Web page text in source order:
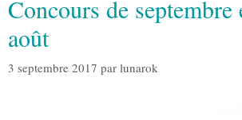
Concours de septembre
août
3 septembre 2017 par lunarok